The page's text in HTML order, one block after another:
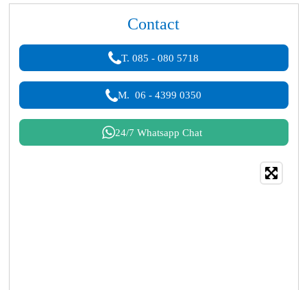
Contact
T. 085 - 080 5718
M. 06 - 4399 0350
24/7 Whatsapp Chat